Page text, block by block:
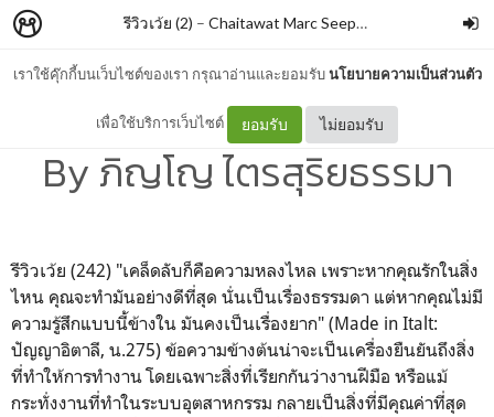
เราใช้คุ๊กกี้บนเว็บไซต์ของเรา กรุณาอ่านและยอมรับนโยบายความเป็นส่วนตัว
เพื่อใช้บริการเว็บไซต์ ยอมรับ ไม่ยอมรับ
รีวิวเว้ย (2) – Chaitawat Marc Seephongsai
Made in Italt: ปัญญาอิตาลี
By ภิญโญ ไตรสุริยธรรมา
รีวิวเว้ย (242) "เคล็ดลับก็คือความหลงไหล เพราะหากคุณรักในสิ่ง
ไหน คุณจะทำมันอย่างดีที่สุด นั่นเป็นเรื่องธรรมดา แต่หากคุณไม่มี
ความรู้สึกแบบนี้ข้างใน มันคงเป็นเรื่องยาก" (Made in Italt:
ปัญญาอิตาลี, น.275) ข้อความข้างต้นน่าจะเป็นเครื่องยืนยันถึงสิ่ง
ที่ทำให้การทำงาน โดยเฉพาะสิ่งที่เรียกกันว่างานฝีมือ หรือแม้
กระทั่งงานที่ทำในระบบอุตสาหกรรม กลายเป็นสิ่งที่มีคุณค่าที่สุด